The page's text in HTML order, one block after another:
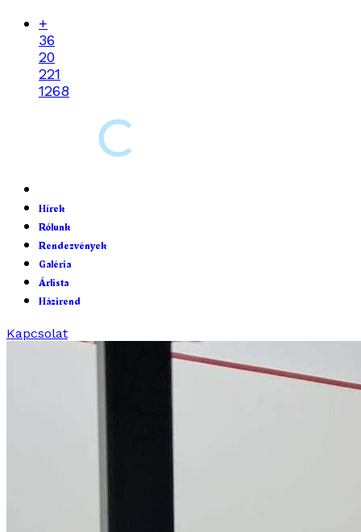
+
36
20
221
1268
Hírek
Rólunk
Rendezvények
Galéria
Árlista
Házirend
Kapcsolat